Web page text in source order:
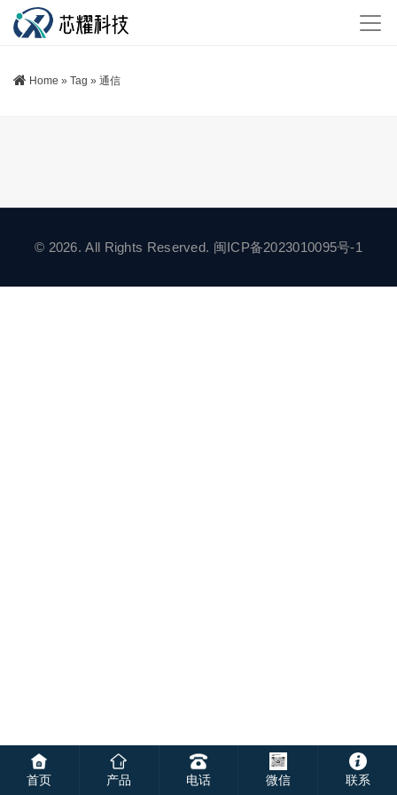
Home » Tag » 通信
© 2026. All Rights Reserved. 闽ICP备2023010095号-1
首页 产品 电话 微信 联系